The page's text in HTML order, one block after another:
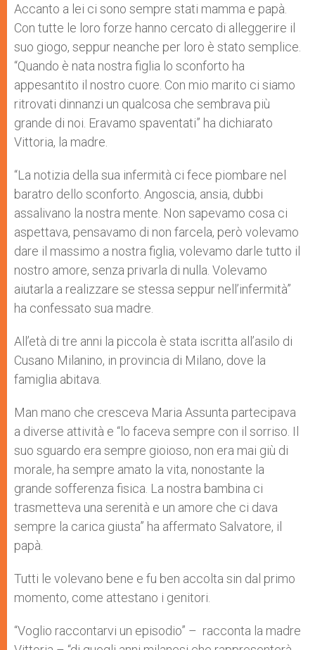
Accanto a lei ci sono sempre stati mamma e papà.
Con tutte le loro forze hanno cercato di alleggerire il
suo giogo, seppur neanche per loro è stato semplice.
“Quando è nata nostra figlia lo sconforto ha
appesantito il nostro cuore. Con mio marito ci siamo
ritrovati dinnanzi un qualcosa che sembrava più
grande di noi. Eravamo spaventati” ha dichiarato
Vittoria, la madre.
“La notizia della sua infermità ci fece piombare nel
baratro dello sconforto. Angoscia, ansia, dubbi
assalivano la nostra mente. Non sapevamo cosa ci
aspettava, pensavamo di non farcela, però volevamo
dare il massimo a nostra figlia, volevamo darle tutto il
nostro amore, senza privarla di nulla. Volevamo
aiutarla a realizzare se stessa seppur nell’infermità”
ha confessato sua madre.
All’età di tre anni la piccola è stata iscritta all’asilo di
Cusano Milanino, in provincia di Milano, dove la
famiglia abitava.
Man mano che cresceva Maria Assunta partecipava
a diverse attività e “lo faceva sempre con il sorriso. Il
suo sguardo era sempre gioioso, non era mai giù di
morale, ha sempre amato la vita, nonostante la
grande sofferenza fisica. La nostra bambina ci
trasmetteva una serenità e un amore che ci dava
sempre la carica giusta” ha affermato Salvatore, il
papà.
Tutti le volevano bene e fu ben accolta sin dal primo
momento, come attestano i genitori.
“Voglio raccontarvi un episodio” – racconta la madre